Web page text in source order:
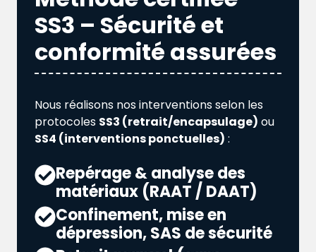
SS3 – Sécurité et
conformité assurées
Nous réalisons nos interventions selon les
protocoles SS3 (retrait/encapsulage) ou
SS4 (interventions ponctuelles) :
Repérage & analyse des
matériaux (RAAT / DAAT)
Confinement, mise en
dépression, SAS de sécurité